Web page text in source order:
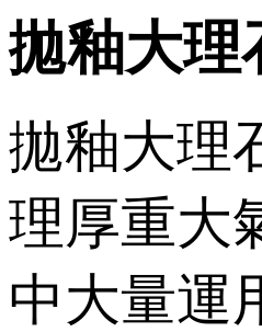
拋釉大理
拋釉大理
理厚重大
中大量運用